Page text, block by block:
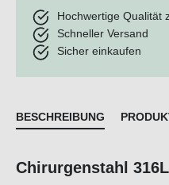
Hochwertige Qualität
Schneller Versand
Sicher einkaufen
BESCHREIBUNG
Chirurgenstahl